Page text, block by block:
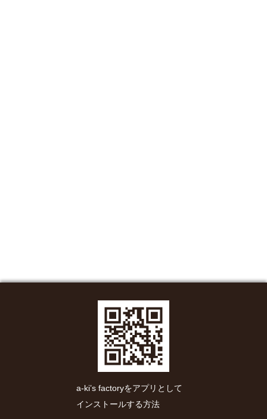
a-ki’s factoryをアプリとして
インストールする方法